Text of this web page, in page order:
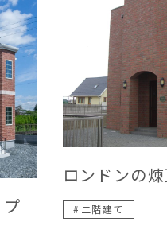
ロンドンの
二階建て